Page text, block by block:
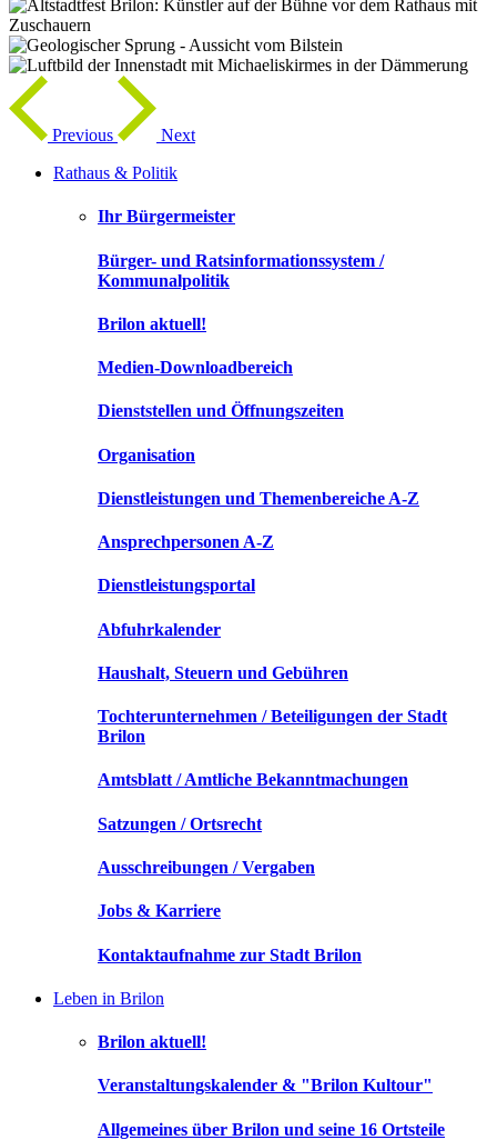
Previous
Next
Rathaus & Politik
Ihr Bürgermeister
Bürger- und Ratsinformationssystem /
Kommunalpolitik
Brilon aktuell!
Medien-Downloadbereich
Dienststellen und Öffnungszeiten
Organisation
Dienstleistungen und Themenbereiche A-Z
Ansprechpersonen A-Z
Dienstleistungsportal
Abfuhrkalender
Haushalt, Steuern und Gebühren
Tochterunternehmen / Beteiligungen der Stadt
Brilon
Amtsblatt / Amtliche Bekanntmachungen
Satzungen / Ortsrecht
Ausschreibungen / Vergaben
Jobs & Karriere
Kontaktaufnahme zur Stadt Brilon
Leben in Brilon
Brilon aktuell!
Veranstaltungskalender & "Brilon Kultour"
Allgemeines über Brilon und seine 16 Ortsteile